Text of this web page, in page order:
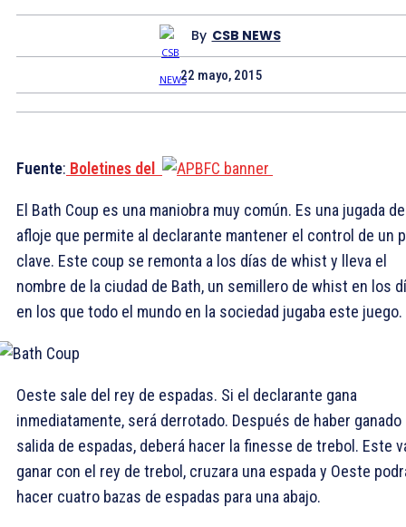
By CSB NEWS
22 mayo, 2015
Fuente: Boletines del
El Bath Coup es una maniobra muy común. Es una jugada de
afloje que permite al declarante mantener el control de un
clave. Este coup se remonta a los días de whist y lleva el
nombre de la ciudad de Bath, un semillero de whist en los
en los que todo el mundo en la sociedad jugaba este juego.
Oeste sale del rey de espadas. Si el declarante gana
inmediatamente, será derrotado. Después de haber ganado
salida de espadas, deberá hacer la finesse de trebol. Este
ganar con el rey de trebol, cruzara una espada y Oeste
hacer cuatro bazas de espadas para una abajo.